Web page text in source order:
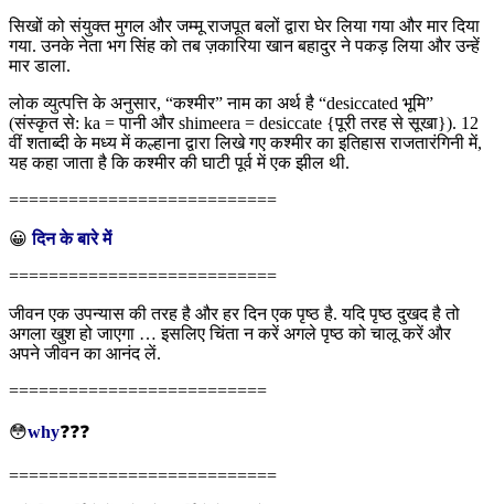
सिखों को संयुक्त मुगल और जम्मू राजपूत बलों द्वारा घेर लिया गया और मार दिया
गया. उनके नेता भग सिंह को तब ज़कारिया खान बहादुर ने पकड़ लिया और उन्हें
मार डाला.
लोक व्युत्पत्ति के अनुसार, “कश्मीर” नाम का अर्थ है “desiccated भूमि”
(संस्कृत से: ka = पानी और shimeera = desiccate {पूरी तरह से सूखा}). 12
वीं शताब्दी के मध्य में कल्हाना द्वारा लिखे गए कश्मीर का इतिहास राजतारंगिनी में,
यह कहा जाता है कि कश्मीर की घाटी पूर्व में एक झील थी.
===========================
😀दिन के बारे में
===========================
जीवन एक उपन्यास की तरह है और हर दिन एक पृष्ठ है. यदि पृष्ठ दुखद है तो
अगला खुश हो जाएगा … इसलिए चिंता न करें अगले पृष्ठ को चालू करें और
अपने जीवन का आनंद लें.
==========================
😳why❓❓❓
===========================